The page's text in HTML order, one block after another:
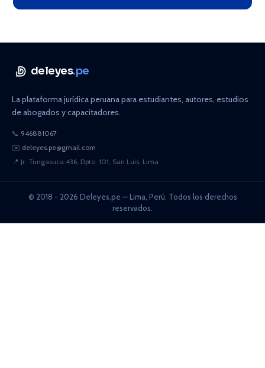
deleyes.pe
La plataforma jurídica peruana para estudiantes, autores, estudios
de abogados y capacitadores.
📞 946881067
✉️ deleyes.pe@gmail.com
📍 Jr. Tungasuca 436, Dpto. 101, San Luis, Lima
© 2018 - 2026 Deleyes.pe — Lima, Perú. Todos los derechos
reservados.